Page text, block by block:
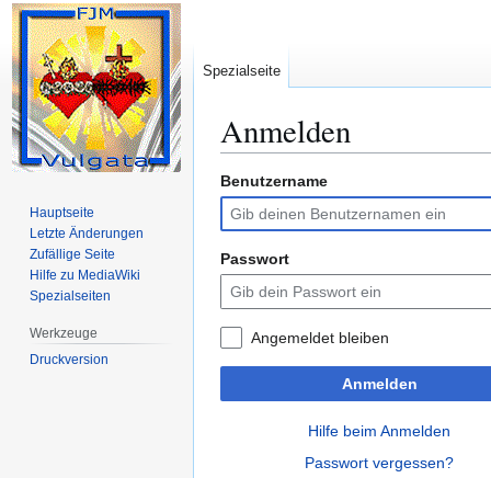
Anmelden
Zur
Navigation
springen
Zur
Suche
springen
Benutzername
Passwort
Angemeldet bleiben
Anmelden
Hilfe beim Anmelden
Passwort vergessen?
Spezialseite
Hauptseite
Letzte Änderungen
Zufällige Seite
Hilfe zu MediaWiki
Spezialseiten
Werkzeuge
Druckversion